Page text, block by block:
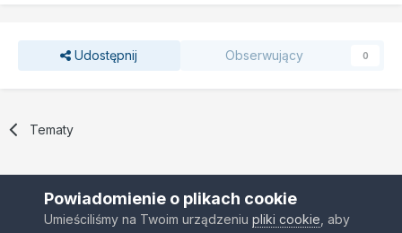
Udostępnij Obserwujący 0
Tematy
Powiadomienie o plikach cookie
Umieściliśmy na Twoim urządzeniu pliki cookie , aby